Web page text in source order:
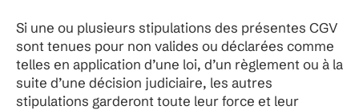
Si une ou plusieurs stipulations des présentes CGV
sont tenues pour non valides ou déclarées comme
telles en application d’une loi, d’un règlement ou à la
suite d’une décision judiciaire, les autres
stipulations garderont toute leur force et leur